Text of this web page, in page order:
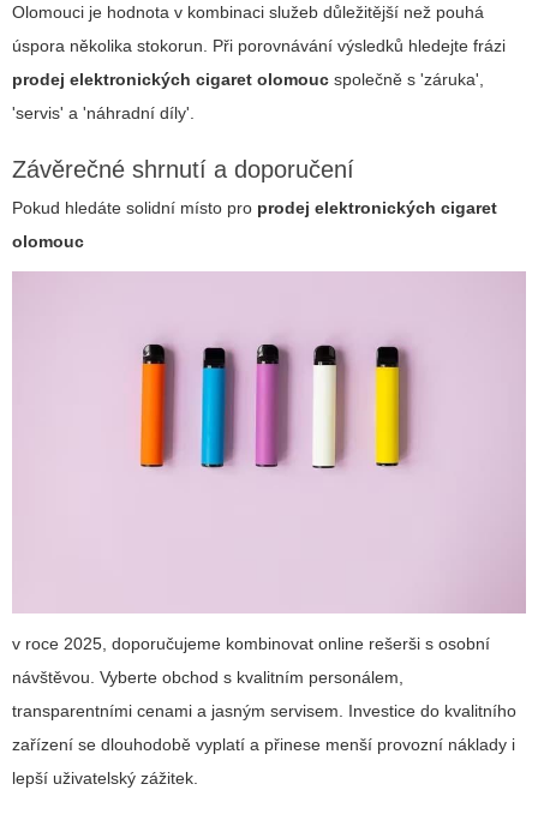
Olomouci je hodnota v kombinaci služeb důležitější než pouhá
úspora několika stokorun. Při porovnávání výsledků hledejte frázi
prodej elektronických cigaret olomouc společně s 'záruka',
'servis' a 'náhradní díly'.
Závěrečné shrnutí a doporučení
Pokud hledáte solidní místo pro prodej elektronických cigaret
olomouc
v roce 2025, doporučujeme kombinovat online rešerši s osobní
návštěvou. Vyberte obchod s kvalitním personálem,
transparentními cenami a jasným servisem. Investice do kvalitního
zařízení se dlouhodobě vyplatí a přinese menší provozní náklady i
lepší uživatelský zážitek.